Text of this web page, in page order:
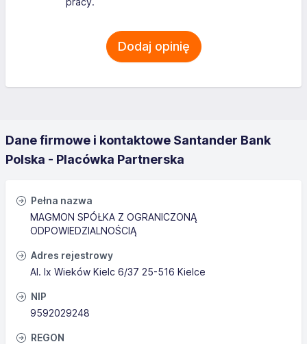
Dodaj opinię
Dane firmowe i kontaktowe Santander Bank
Polska - Placówka Partnerska
Pełna nazwa
MAGMON SPÓŁKA Z OGRANICZONĄ
ODPOWIEDZIALNOŚCIĄ
Adres rejestrowy
Al. Ix Wieków Kielc 6/37 25-516 Kielce
NIP
9592029248
REGON